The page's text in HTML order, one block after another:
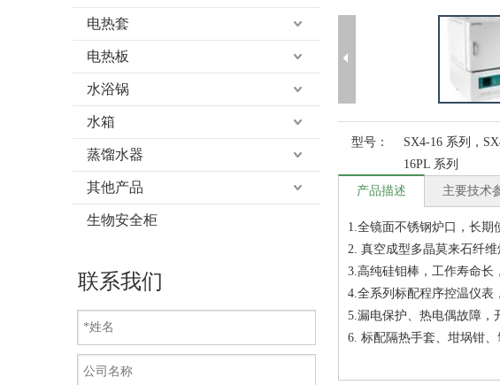
电热套
电热板
水浴锅
水箱
蒸馏水器
其他产品
生物安全柜
联系我们
型号：
SX4-16 系列，
16PL 系列
产品描述 主要技术
1.全镜面不锈钢炉口，长期
2. 真空成型多晶莫来石纤
3.高纯硅钼棒，工作寿命长
4.全系列标配程序控温仪表
5.漏电保护、热电偶故障，
6. 标配隔热手套、坩埚钳、